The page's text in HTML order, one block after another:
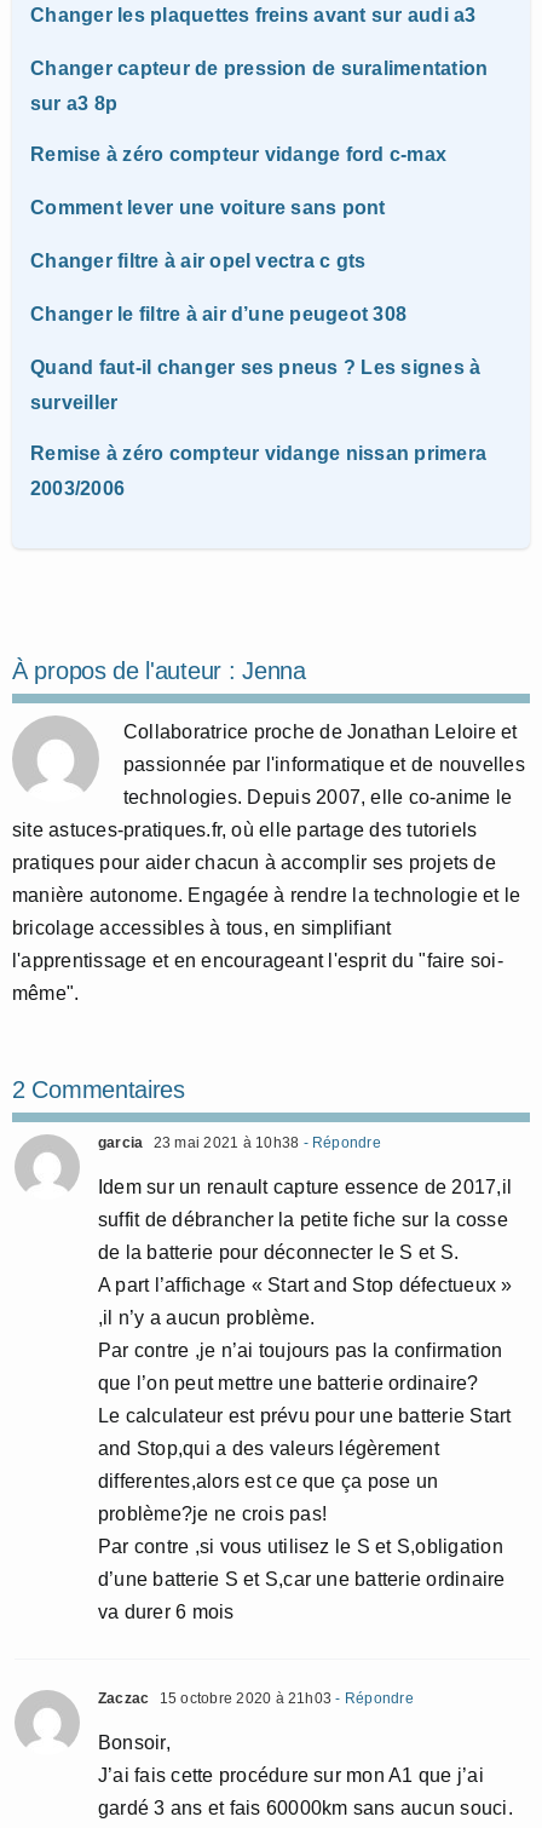
Changer les plaquettes freins avant sur audi a3
Changer capteur de pression de suralimentation
sur a3 8p
Remise à zéro compteur vidange ford c-max
Comment lever une voiture sans pont
Changer filtre à air opel vectra c gts
Changer le filtre à air d’une peugeot 308
Quand faut-il changer ses pneus ? Les signes à
surveiller
Remise à zéro compteur vidange nissan primera
2003/2006
À propos de l'auteur :Jenna
Collaboratrice proche de Jonathan Leloire et
passionnée par l'informatique et de nouvelles
technologies. Depuis 2007, elle co-anime le
site astuces-pratiques.fr, où elle partage des tutoriels
pratiques pour aider chacun à accomplir ses projets de
manière autonome. Engagée à rendre la technologie et le
bricolage accessibles à tous, en simplifiant
l'apprentissage et en encourageant l'esprit du "faire soi-
même".
2 Commentaires
garcia 23 mai 2021 à 10h38 - Répondre
Idem sur un renault capture essence de 2017,il
suffit de débrancher la petite fiche sur la cosse
de la batterie pour déconnecter le S et S.
A part l’affichage « Start and Stop défectueux »
,il n’y a aucun problème.
Par contre ,je n’ai toujours pas la confirmation
que l’on peut mettre une batterie ordinaire?
Le calculateur est prévu pour une batterie Start
and Stop,qui a des valeurs légèrement
differentes,alors est ce que ça pose un
problème?je ne crois pas!
Par contre ,si vous utilisez le S et S,obligation
d’une batterie S et S,car une batterie ordinaire
va durer 6 mois
Zaczac 15 octobre 2020 à 21h03 - Répondre
Bonsoir,
J’ai fais cette procédure sur mon A1 que j’ai
gardé 3 ans et fais 60000km sans aucun souci.